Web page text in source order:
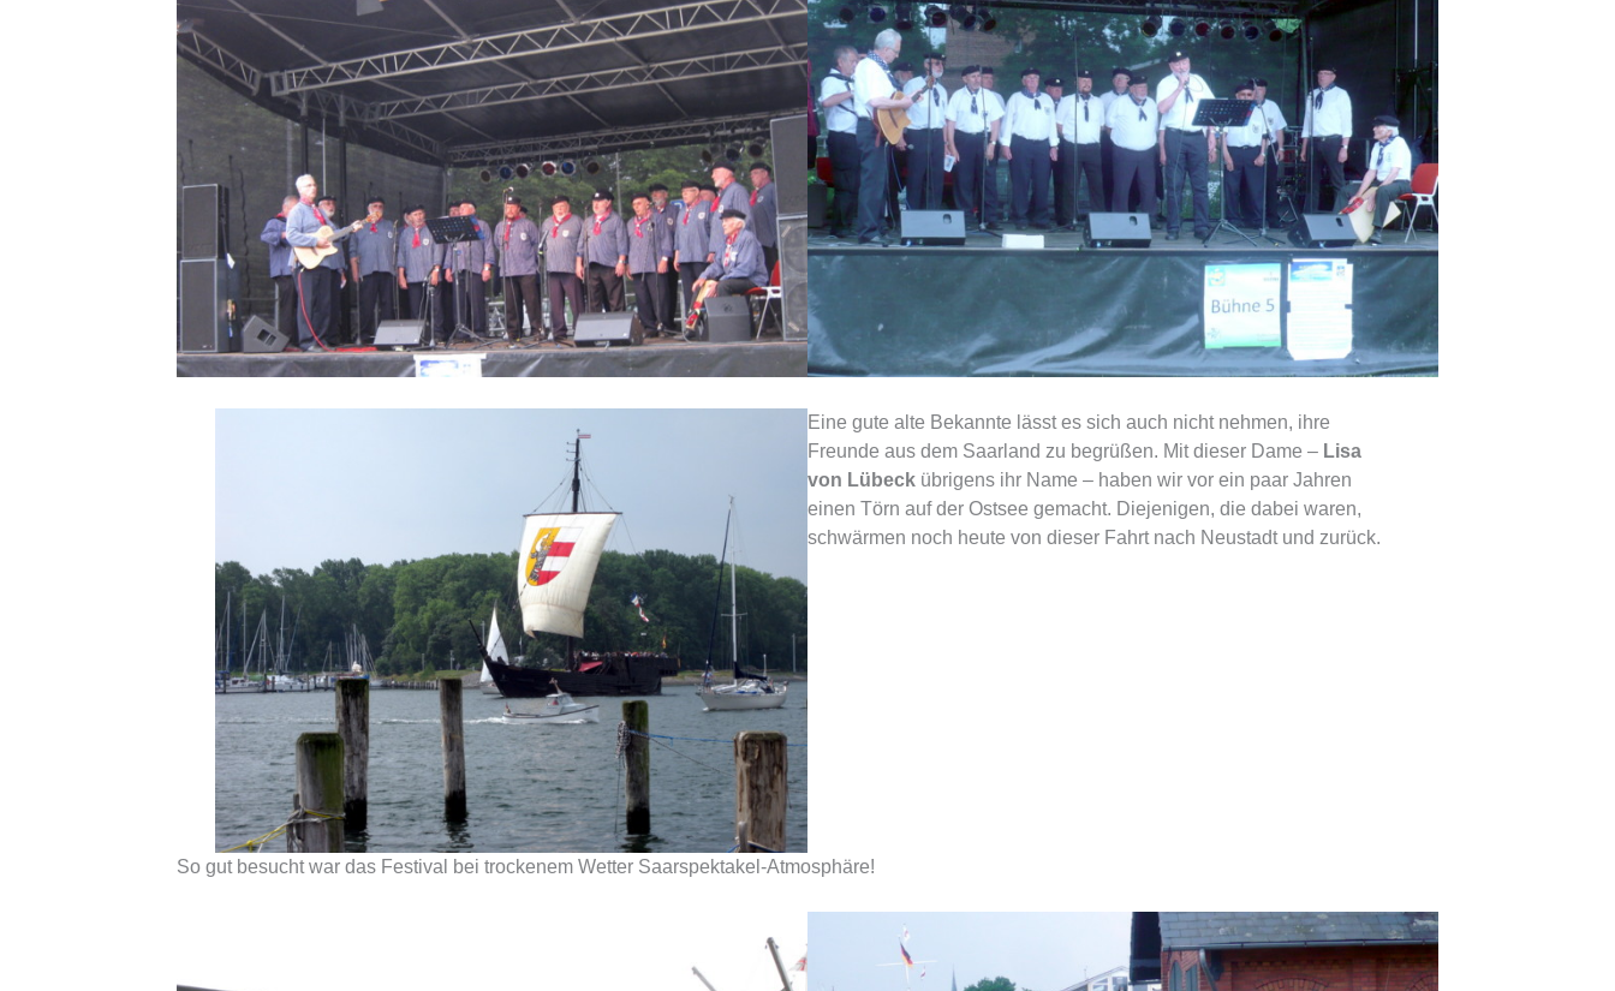
Eine gute alte Bekannte lässt es sich auch nicht nehmen, ihre
Freunde aus dem Saarland zu begrüßen. Mit dieser Dame – Lisa
von Lübeck übrigens ihr Name – haben wir vor ein paar Jahren
einen Törn auf der Ostsee gemacht. Diejenigen, die dabei waren,
schwärmen noch heute von dieser Fahrt nach Neustadt und zurück.
So gut besucht war das Festival bei trockenem Wetter Saarspektakel-Atmosphäre!